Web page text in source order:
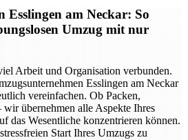
Esslingen am Neckar: So
Umzug mit nur
Arbeit und Organisation verbunden.
Esslingen am Neckar
vereinfachen. Ob Packen,
übernehmen alle Aspekte Ihres
das Wesentliche konzentrieren können.
Start Ihres Umzugs zu